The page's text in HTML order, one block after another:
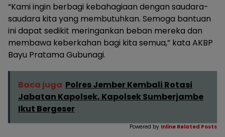
“Kami ingin berbagi kebahagiaan dengan saudara-
saudara kita yang membutuhkan. Semoga bantuan
ini dapat sedikit meringankan beban mereka dan
membawa keberkahan bagi kita semua,” kata AKBP
Bayu Pratama Gubunagi.
Baca juga Polres Jember Kembali Rotasi
Jabatan Kapolsek, Kapolsek Sumberjambe
Ikut Bergeser
Powered by Inline Related Posts